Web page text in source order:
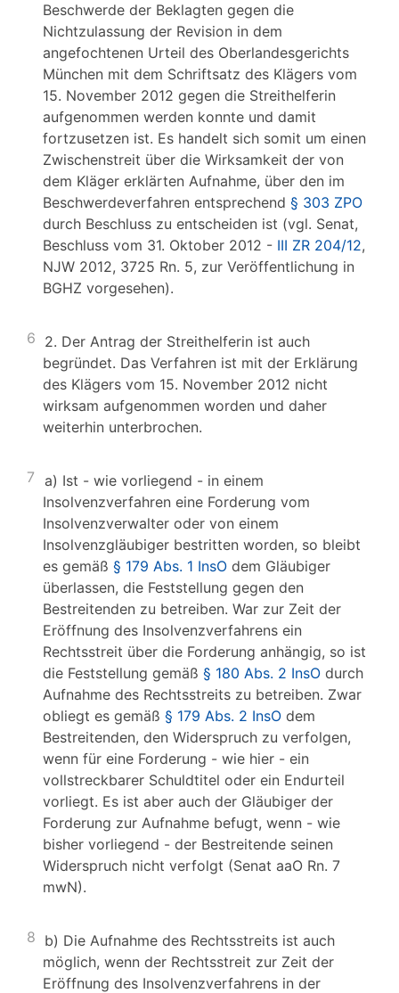
Beschwerde der Beklagten gegen die
Nichtzulassung der Revision in dem
angefochtenen Urteil des Oberlandesgerichts
München mit dem Schriftsatz des Klägers vom
15. November 2012 gegen die Streithelferin
aufgenommen werden konnte und damit
fortzusetzen ist. Es handelt sich somit um einen
Zwischenstreit über die Wirksamkeit der von
dem Kläger erklärten Aufnahme, über den im
Beschwerdeverfahren entsprechend § 303 ZPO
durch Beschluss zu entscheiden ist (vgl. Senat,
Beschluss vom 31. Oktober 2012 - III ZR 204/12,
NJW 2012, 3725 Rn. 5, zur Veröffentlichung in
BGHZ vorgesehen).
6 2. Der Antrag der Streithelferin ist auch
begründet. Das Verfahren ist mit der Erklärung
des Klägers vom 15. November 2012 nicht
wirksam aufgenommen worden und daher
weiterhin unterbrochen.
7 a) Ist - wie vorliegend - in einem
Insolvenzverfahren eine Forderung vom
Insolvenzverwalter oder von einem
Insolvenzgläubiger bestritten worden, so bleibt
es gemäß § 179 Abs. 1 InsO dem Gläubiger
überlassen, die Feststellung gegen den
Bestreitenden zu betreiben. War zur Zeit der
Eröffnung des Insolvenzverfahrens ein
Rechtsstreit über die Forderung anhängig, so ist
die Feststellung gemäß § 180 Abs. 2 InsO durch
Aufnahme des Rechtsstreits zu betreiben. Zwar
obliegt es gemäß § 179 Abs. 2 InsO dem
Bestreitenden, den Widerspruch zu verfolgen,
wenn für eine Forderung - wie hier - ein
vollstreckbarer Schuldtitel oder ein Endurteil
vorliegt. Es ist aber auch der Gläubiger der
Forderung zur Aufnahme befugt, wenn - wie
bisher vorliegend - der Bestreitende seinen
Widerspruch nicht verfolgt (Senat aaO Rn. 7
mwN).
8 b) Die Aufnahme des Rechtsstreits ist auch
möglich, wenn der Rechtsstreit zur Zeit der
Eröffnung des Insolvenzverfahrens in der